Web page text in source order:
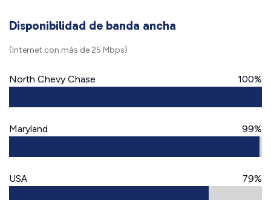
Disponibilidad de banda ancha
(Internet con más de 25 Mbps)
North Chevy Chase 100%
Maryland 99%
USA 79%